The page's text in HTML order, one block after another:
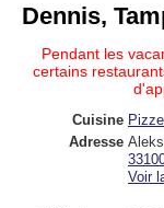
Dennis,
Pendant les
certains
Cuisine
Adresse
Voir